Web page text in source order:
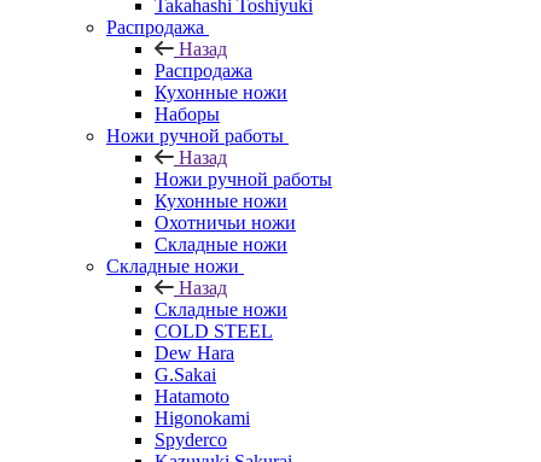
Takahashi Toshiyuki
Распродажа
Назад
Распродажа
Кухонные ножи
Наборы
Ножи ручной работы
Назад
Ножи ручной работы
Кухонные ножи
Охотничьи ножи
Складные ножи
Складные ножи
Назад
Складные ножи
COLD STEEL
Dew Hara
G.Sakai
Hatamoto
Higonokami
Spyderco